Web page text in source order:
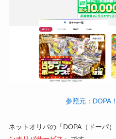
参照元：DOPA
ネットオリパの「DOPA（ドーパ）